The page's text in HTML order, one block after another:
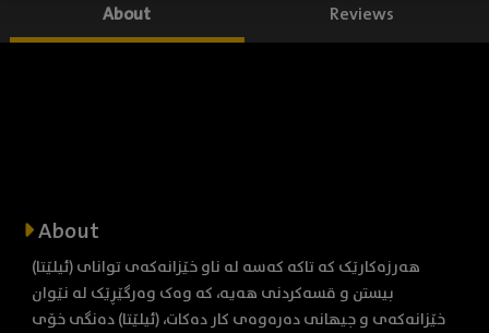
About Reviews
About
(ئیلێتا) هەرزەکارێک کە تاکە کەسە لە ناو خێزانەکەی توانای
بیستن و قسەکردنی هەیە، کە وەک وەرگێڕێک لە نێوان
خێزانەکەی و جیهانی دەرەوەی کار دەکات، (ئیلێتا) دەنگی خۆی